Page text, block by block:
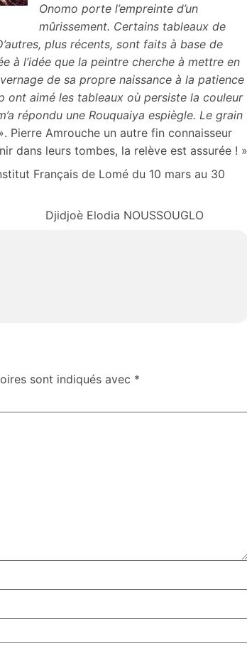
Onomo porte l’empreinte d’un
mûrissement. Certains tableaux de
plus récents, sont faits à base de
à l’idée que la peintre cherche à mettre en
de sa propre naissance à la patience
ont aimé les tableaux où persiste la couleur
répondu une Rouquaiya espiègle. Le grain
Pierre Amrouche un autre fin connaisseur
dans leurs tombes, la relève est assurée ! »
Français de Lomé du 10 mars au 30
sont indiqués avec *